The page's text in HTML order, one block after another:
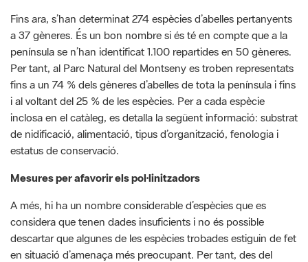
Per tant, al Parc Natural del Montseny es troben representats
fins a un 74 % dels gèneres d’abelles de tota la península i fins
i al voltant del 25 % de les espècies. Per a cada espècie
inclosa en el catàleg, es detalla la següent informació: substrat
de nidificació, alimentació, tipus d’organització, fenologia i
estatus de conservació.
Mesures per afavorir els pol·linitzadors
A més, hi ha un nombre considerable d’espècies que es
considera que tenen dades insuficients i no és possible
descartar que algunes de les espècies trobades estiguin de fet
en situació d’amenaça més preocupant. Per tant, des del
CREAF alerten que és important incorporar en el Parc Natural
del Montseny mesures de gestió que afavoreixin la
conservació d’abelles com d’altres pol·linitzadors en general.